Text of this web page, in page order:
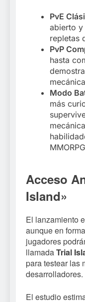
PvE
abierto y
repletas
PvP
hasta
Modo
más
Acceso
Island»
El lanzamiento
aunque en
jugadores
llamadaTrial
para testear las
desarrolladores.
El estudio